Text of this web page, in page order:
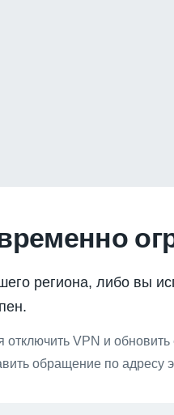
региона, либо вы
VPN и
обращение по адресу